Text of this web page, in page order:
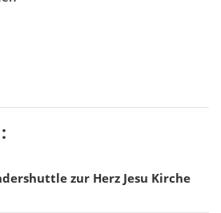
zur Herz Jesu Kirche